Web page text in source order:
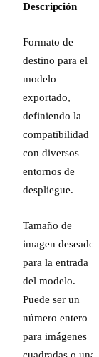
Descripción
Formato de
destino para el
modelo
exportado,
definiendo la
compatibilidad
con diversos
entornos de
despliegue.
Tamaño de
imagen deseado
para la entrada
del modelo.
Puede ser un
número entero
para imágenes